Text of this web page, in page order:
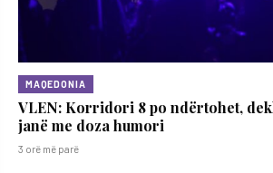
MAQEDONIA
VLEN: Korridori 8 po ndërtohet,
janë me doza ​humori
3 orë më parë